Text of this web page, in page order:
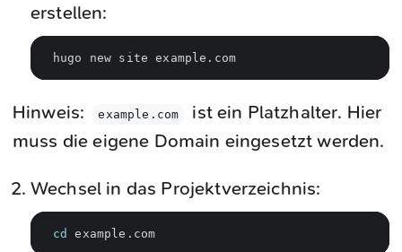
erstellen:
Hinweis: example.com
ist ein Platzhalter. Hier
muss die eigene Domain eingesetzt werden.
Wechsel in das Projektverzeichnis:
cd